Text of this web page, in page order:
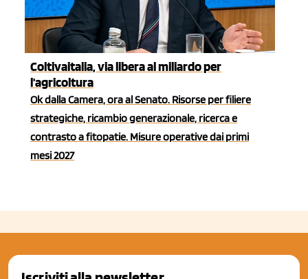
Coltivaitalia, via libera al miliardo per
l'agricoltura
Ok dalla Camera, ora al Senato. Risorse per filiere
strategiche, ricambio generazionale, ricerca e
contrasto a fitopatie. Misure operative dai primi
mesi 2027